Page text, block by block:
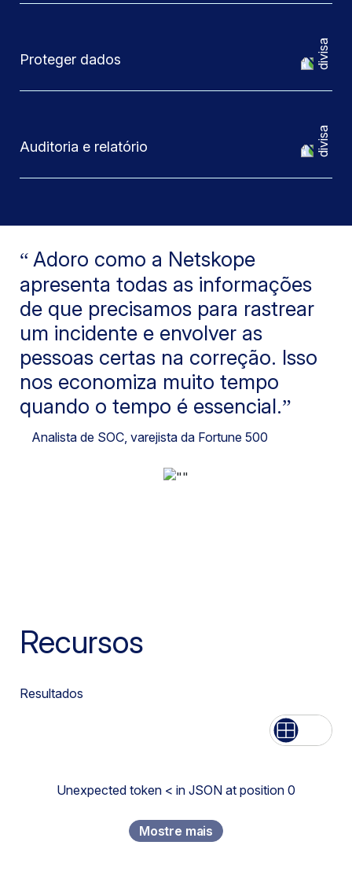
Proteger dados
Auditoria e relatório
Adoro como a Netskope
apresenta todas as informações
de que precisamos para rastrear
um incidente e envolver as
pessoas certas na correção. Isso
nos economiza muito tempo
quando o tempo é essencial.
Analista de SOC, varejista da Fortune 500
Recursos
Resultados
Lista Rede
Unexpected token < in JSON at position 0
Mostre mais